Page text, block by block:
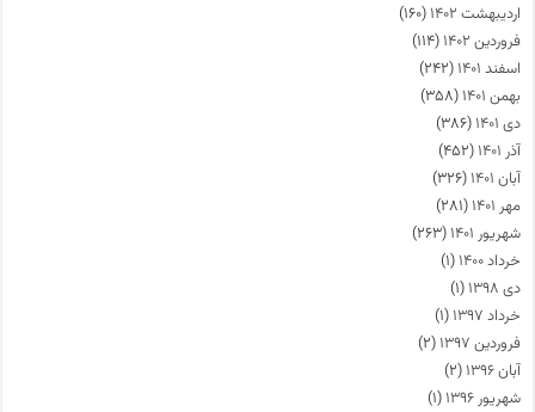
اردیبهشت ۱۴۰۲
(۱۶۰)
فروردین ۱۴۰۲
(۱۱۴)
اسفند ۱۴۰۱
(۲۴۲)
بهمن ۱۴۰۱
(۳۵۸)
دی ۱۴۰۱
(۳۸۶)
آذر ۱۴۰۱
(۴۵۲)
آبان ۱۴۰۱
(۳۲۶)
مهر ۱۴۰۱
(۲۸۱)
شهریور ۱۴۰۱
(۲۶۳)
خرداد ۱۴۰۰
(۱)
دی ۱۳۹۸
(۱)
خرداد ۱۳۹۷
(۱)
فروردین ۱۳۹۷
(۲)
آبان ۱۳۹۶
(۲)
شهریور ۱۳۹۶
(۱)